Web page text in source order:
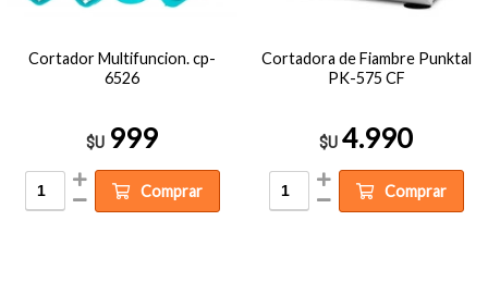
Cortador Multifuncion. cp-
6526
$U 999
Comprar
Cortadora de Fiambre Punktal
PK-575 CF
$U 4.990
Comprar